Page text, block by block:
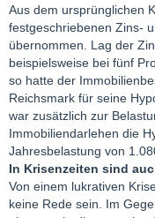
Aus dem ursprünglichen
festgeschriebenen Zins-
übernommen. Lag der
beispielsweise bei fünf
so hatte der
Reichsmark für seine
war zusätzlich zur
Immobiliendarlehen die
Jahresbelastung von
In Krisenzeiten sind
Von einem lukrativen
keine Rede sein. Im